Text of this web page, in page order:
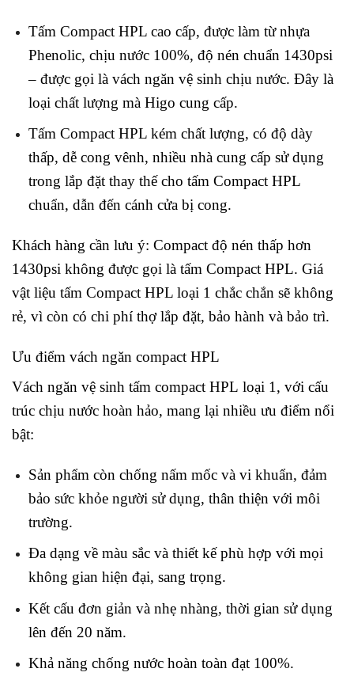
Tấm Compact HPL cao cấp, được làm từ nhựa
Phenolic, chịu nước 100%, độ nén chuẩn 1430psi
– được gọi là vách ngăn vệ sinh chịu nước. Đây là
loại chất lượng mà Higo cung cấp.
Tấm Compact HPL kém chất lượng, có độ dày
thấp, dễ cong vênh, nhiều nhà cung cấp sử dụng
trong lắp đặt thay thế cho tấm Compact HPL
chuẩn, dẫn đến cánh cửa bị cong.
Khách hàng cần lưu ý: Compact độ nén thấp hơn
1430psi không được gọi là tấm Compact HPL. Giá
vật liệu tấm Compact HPL loại 1 chắc chắn sẽ không
rẻ, vì còn có chi phí thợ lắp đặt, bảo hành và bảo trì.
Ưu điểm vách ngăn compact HPL
Vách ngăn vệ sinh tấm compact HPL loại 1, với cấu
trúc chịu nước hoàn hảo, mang lại nhiều ưu điểm nổi
bật:
Sản phẩm còn chống nấm mốc và vi khuẩn, đảm
bảo sức khỏe người sử dụng, thân thiện với môi
trường.
Đa dạng về màu sắc và thiết kế phù hợp với mọi
không gian hiện đại, sang trọng.
Kết cấu đơn giản và nhẹ nhàng, thời gian sử dụng
lên đến 20 năm.
Khả năng chống nước hoàn toàn đạt 100%.